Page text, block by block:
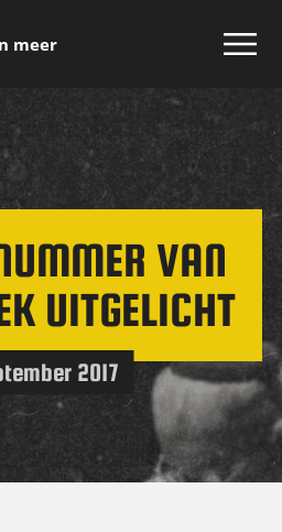
meer
VAN
UITGELICHT
2017